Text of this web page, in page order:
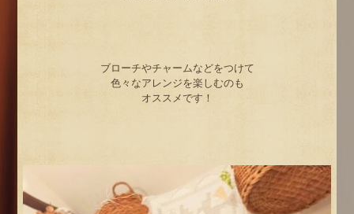
ブローチやチャームなどをつけて
色々なアレンジを楽しむのも
オススメです！